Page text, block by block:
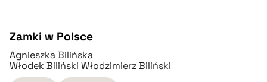
Zamki w Polsce
Agnieszka Bilińska
Włodek Biliński Włodzimierz Biliński